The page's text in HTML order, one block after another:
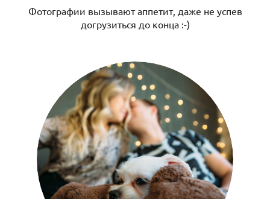
Фотографии вызывают аппетит, даже не успев
догрузиться до конца :-)